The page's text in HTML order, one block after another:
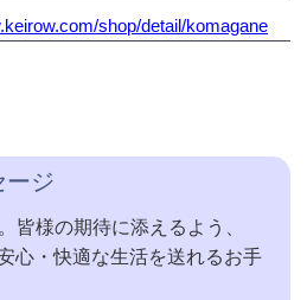
shop/detail/komagane
ージ
皆様の期待に添えるよう、
心・快適な生活を送れるお手